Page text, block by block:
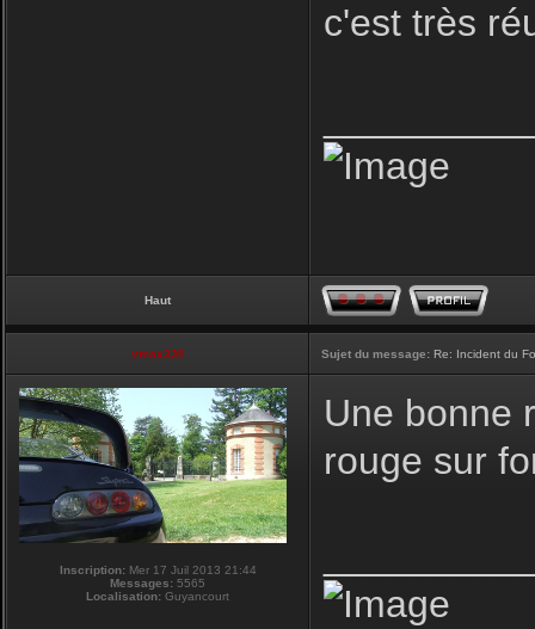
c'est très
Haut
vmax330 Sujet du message: Re: Incident du
Inscription:Mer 17 Juil 2013 21:44
Messages: 5565
Localisation: Guyancourt
Une bonne
rouge sur